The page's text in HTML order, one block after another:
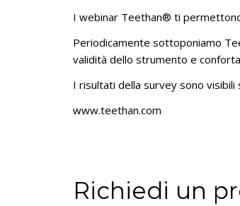
I webinar Teethan® ti
Periodicamente sottoponiamo
validità dello strumento e
I risultati della survey sono visibili
www.teethan.com
Richiedi un